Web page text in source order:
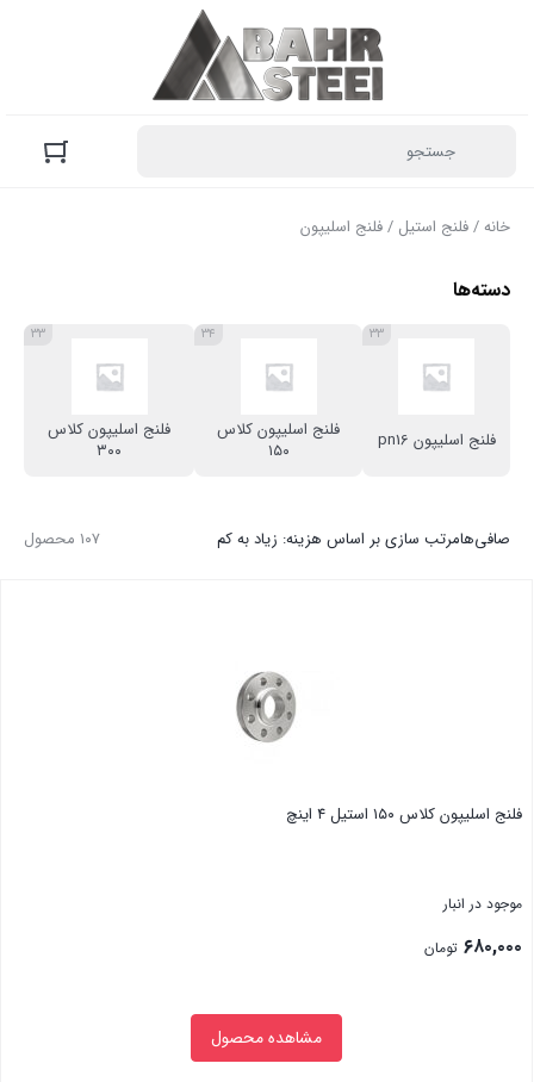
خانه/فلنج استیل / فلنج اسلیپون
دسته‌ها
فلنج اسلیپون pn16
۳۳
فلنج اسلیپون کلاس
۱۵۰
۳۴
فلنج اسلیپون کلاس
۳۰۰
۳۳
۱۰۷ محصول صافی‌هامرتب سازی بر اساس هزینه: زیاد به کم
فلنج اسلیپون کلاس ۱۵۰ استیل ۴ اینچ
موجود در انبار
۶۸۰,۰۰۰ تومان
مشاهده محصول